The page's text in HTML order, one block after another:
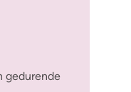
gedurende